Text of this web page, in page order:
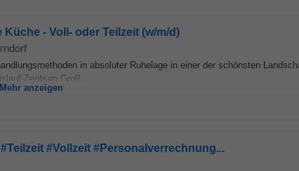
- Voll- oder Teilzeit (w/m/d)
in absoluter Ruhelage in einer der schönsten
Zentrum Groß...
Mehr anzeigen
#Vollzeit #Personalverrechnung...